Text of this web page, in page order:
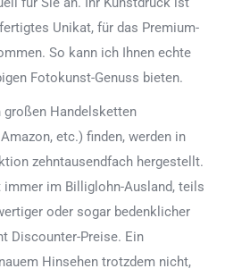
Unikat, für das Premium-
So kann ich Ihnen echte
Fotokunst-Genuss bieten.
großen Handelsketten
etc.) finden, werden in
zehntausendfach hergestellt.
im Billiglohn-Ausland, teils
oder sogar bedenklicher
Discounter-Preise. Ein
Hinsehen trotzdem nicht,